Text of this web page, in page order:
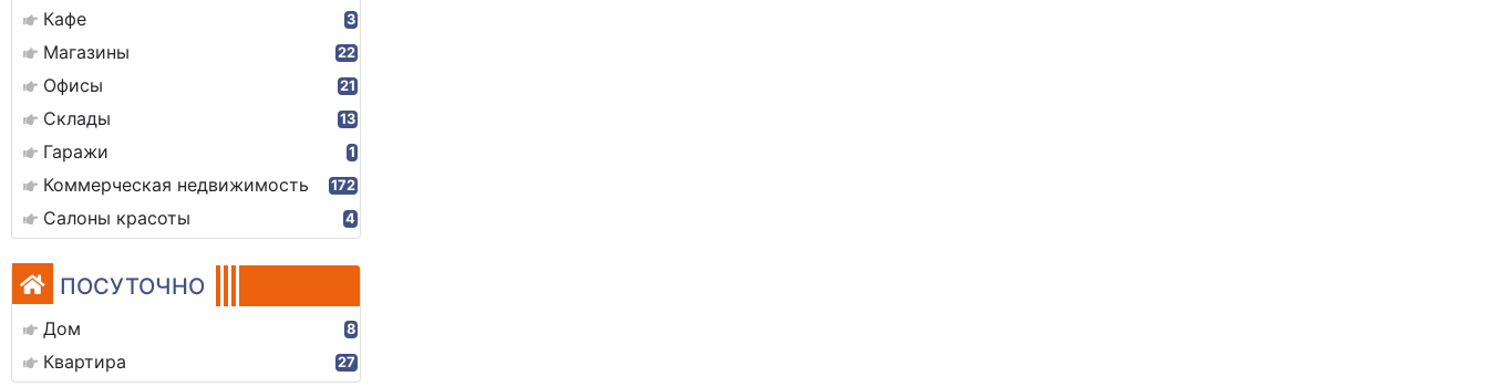
Кафе 3
Магазины 22
Офисы 21
Склады 13
Гаражи 1
Коммерческая недвижимость 172
Салоны красоты 4
ПОСУТОЧНО
Дом 8
Квартира 27